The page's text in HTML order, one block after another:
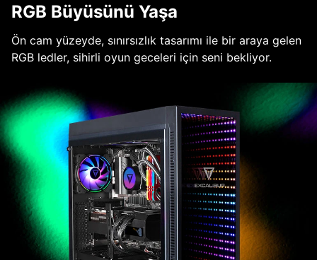
RGB Büyüsünü Yaşa
Ön cam yüzeyde, sınırsızlık tasarımı ile bir araya gelen
RGB ledler, sihirli oyun geceleri için seni bekliyor.